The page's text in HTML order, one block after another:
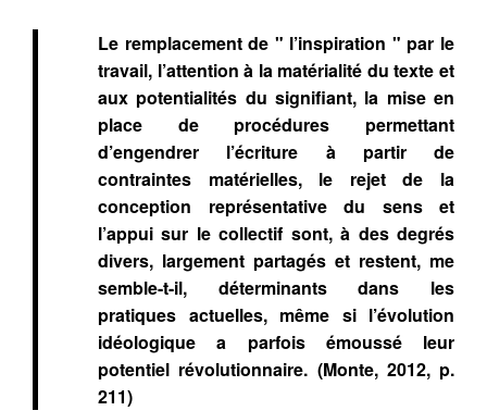
Le remplacement de " l’inspiration " par le
travail, l’attention à la matérialité du texte et
aux potentialités du signifiant, la mise en
place de procédures permettant
d’engendrer l’écriture à partir de
contraintes matérielles, le rejet de la
conception représentative du sens et
l’appui sur le collectif sont, à des degrés
divers, largement partagés et restent, me
semble-t-il, déterminants dans les
pratiques actuelles, même si l’évolution
idéologique a parfois émoussé leur
potentiel révolutionnaire. (Monte, 2012, p.
211)